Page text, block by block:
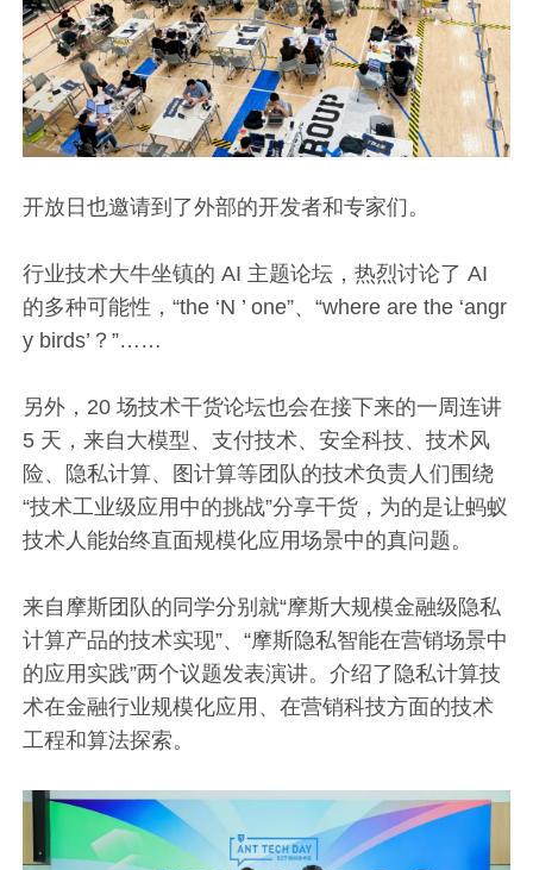
开放日也邀请到了外部的开发者和专家们。
行业技术大牛坐镇的 AI 主题论坛，热烈讨论了 AI
的多种可能性，“the ‘N ’ one”、“where are the ‘angr
y birds’？”……
另外，20 场技术干货论坛也会在接下来的一周连讲
5 天，来自大模型、支付技术、安全科技、技术风
险、隐私计算、图计算等团队的技术负责人们围绕
“技术工业级应用中的挑战”分享干货，为的是让蚂蚁
技术人能始终直面规模化应用场景中的真问题。
来自摩斯团队的同学分别就“摩斯大规模金融级隐私
计算产品的技术实现”、“摩斯隐私智能在营销场景中
的应用实践”两个议题发表演讲。介绍了隐私计算技
术在金融行业规模化应用、在营销科技方面的技术
工程和算法探索。